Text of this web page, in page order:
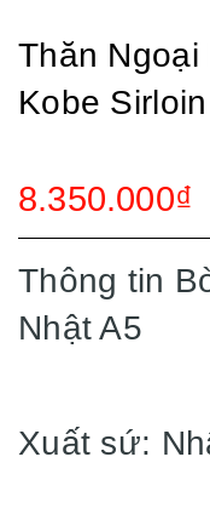
Thăn
Kobe
8.350.000₫
Thông tin
Nhật A5
Xuất sứ: